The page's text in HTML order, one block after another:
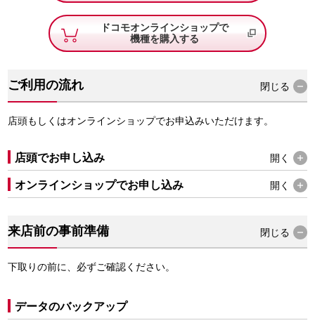
ドコモオンラインショップで
機種を購入する
ご利用の流れ 閉じる
店頭もしくはオンラインショップでお申込みいただけます。
店頭でお申し込み 開く
オンラインショップでお申し込み 開く
来店前の事前準備 閉じる
下取りの前に、必ずご確認ください。
データのバックアップ